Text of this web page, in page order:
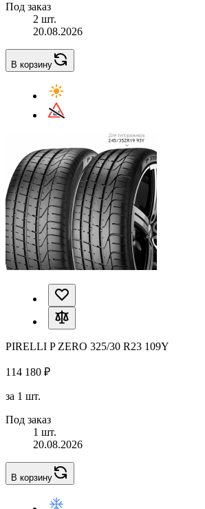
Под заказ
2 шт.
20.08.2026
В корзину
PIRELLI P ZERO 325/30 R23 109Y
114 180 ₽
за 1 шт.
Под заказ
1 шт.
20.08.2026
В корзину